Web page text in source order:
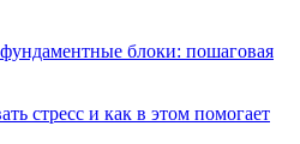
блоки: пошаговая
стресс и как в этом помогает